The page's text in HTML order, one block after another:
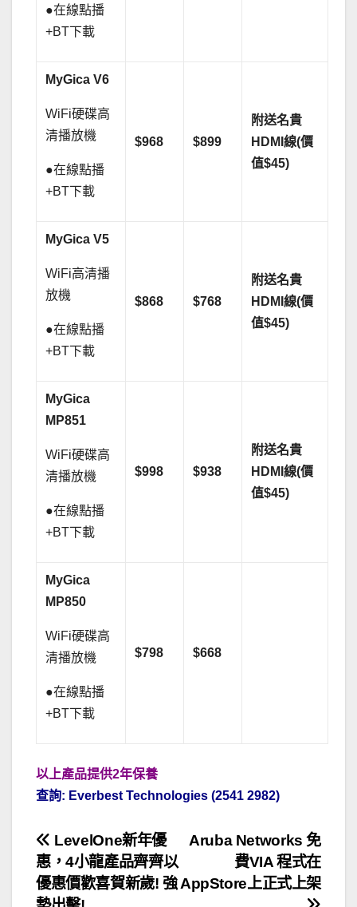
●在線點播
+BT下載
MyGica V6
WiFi硬碟高
清播放機
●在線點播
+BT下載
$968 $899
附送名貴
HDMI線(價
值$45)
MyGica V5
WiFi高清播
放機
●在線點播
+BT下載
$868 $768
附送名貴
HDMI線(價
值$45)
MyGica
MP851
WiFi硬碟高
清播放機
●在線點播
+BT下載
$998 $938
附送名貴
HDMI線(價
值$45)
MyGica
MP850
WiFi硬碟高
清播放機
●在線點播
+BT下載
$798 $668
以上產品提供2年保養
查詢: Everbest Technologies (2541 2982)
文
章
Aruba Networks 免
費VIA 程式在
AppStore上正式上架
LevelOne新年優
惠，4小龍產品齊齊以
優惠價歡喜賀新歲! 強